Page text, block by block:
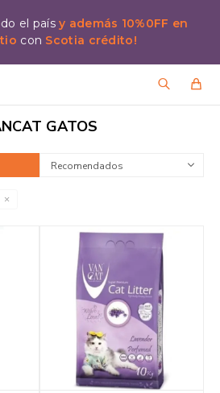
el paísy además 10%0FF en
con Scotia crédito!
GATOS
Recomendados